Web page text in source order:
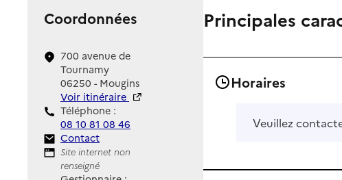
Coordonnées
700 avenue de
Tournamy
06250 - Mougins
Voir itinéraire
Téléphone :
08 10 81 08 46
Contact
Contact
Site Internet
Site internet non
renseigné
Principales
Horaires
Veuillez